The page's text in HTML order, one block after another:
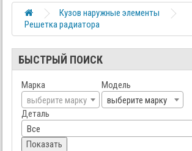
Кузов наружные элементы
Решетка радиатора
БЫСТРЫЙ ПОИСК
Марка
выберите марку
Модель
выберите марку
Деталь
Все
Показать